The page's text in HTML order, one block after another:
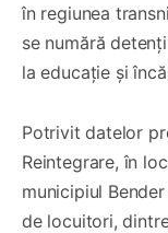
în regiunea
se numără
la educație și
Potrivit datelor
Reintegrare, în
municipiul
de locuitori,